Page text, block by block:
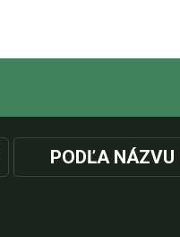
PODĽA NÁZVU